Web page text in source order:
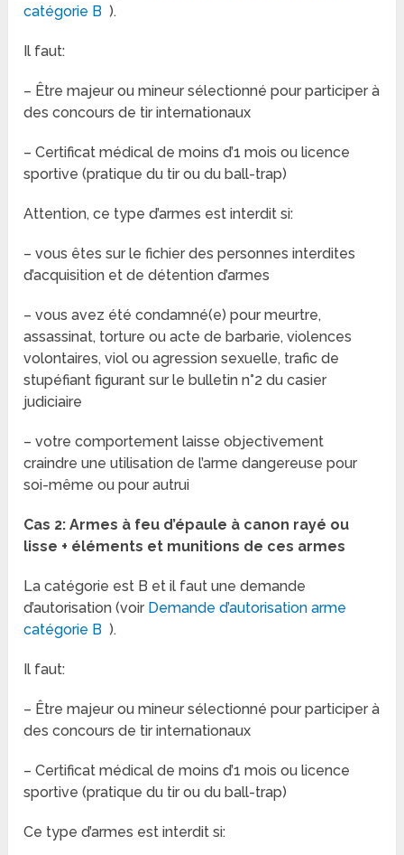
catégorie B ).
Il faut:
– Être majeur ou mineur sélectionné pour participer à
des concours de tir internationaux
– Certificat médical de moins d’1 mois ou licence
sportive (pratique du tir ou du ball-trap)
Attention, ce type d’armes est interdit si:
– vous êtes sur le fichier des personnes interdites
d’acquisition et de détention d’armes
– vous avez été condamné(e) pour meurtre,
assassinat, torture ou acte de barbarie, violences
volontaires, viol ou agression sexuelle, trafic de
stupéfiant figurant sur le bulletin n°2 du casier
judiciaire
– votre comportement laisse objectivement
craindre une utilisation de l’arme dangereuse pour
soi-même ou pour autrui
Cas 2: Armes à feu d’épaule à canon rayé ou
lisse + éléments et munitions de ces armes
La catégorie est B et il faut une demande
d’autorisation (voir Demande d’autorisation arme
catégorie B ).
Il faut:
– Être majeur ou mineur sélectionné pour participer à
des concours de tir internationaux
– Certificat médical de moins d’1 mois ou licence
sportive (pratique du tir ou du ball-trap)
Ce type d’armes est interdit si: